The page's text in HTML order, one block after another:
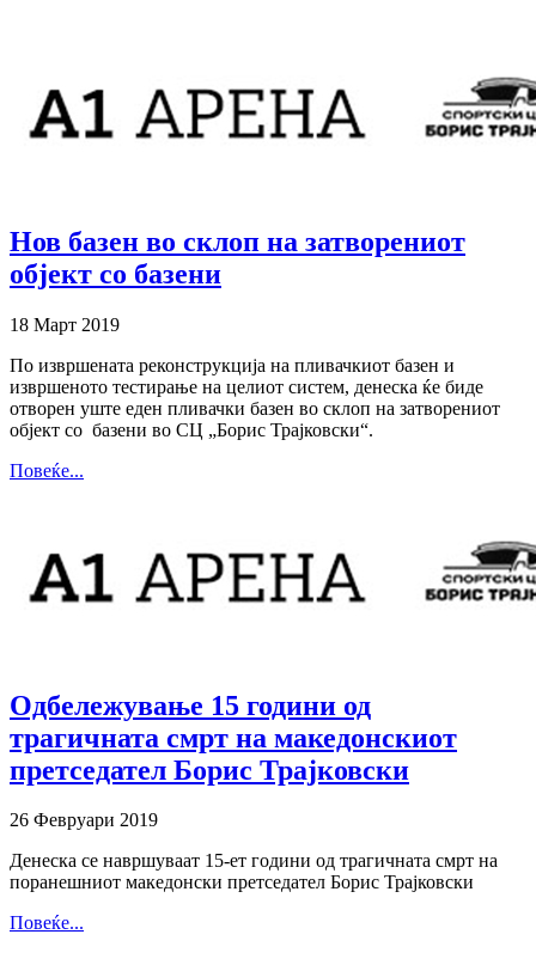
Нов базен во склоп на затворениот
објект со базени
18 Март 2019
По извршената реконструкција на пливачкиот базен и
извршеното тестирање на целиот систем, денеска ќе биде
отворен уште еден пливачки базен во склоп на затворениот
објект со базени во СЦ „Борис Трајковски“.
Повеќе...
Одбележување 15 години од
трагичната смрт на македонскиот
претседател Борис Трајковски
26 Февруари 2019
Денеска се навршуваат 15-ет години од трагичната смрт на
поранешниот македонски претседател Борис Трајковски
Повеќе...